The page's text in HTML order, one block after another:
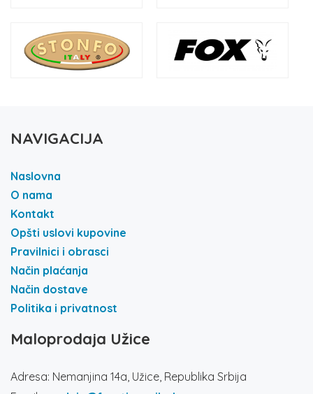
NAVIGACIJA
Naslovna
O nama
Kontakt
Opšti uslovi kupovine
Pravilnici i obrasci
Način plaćanja
Način dostave
Politika i privatnost
Maloprodaja Užice
Adresa: Nemanjina 14a, Užice, Republika Srbija